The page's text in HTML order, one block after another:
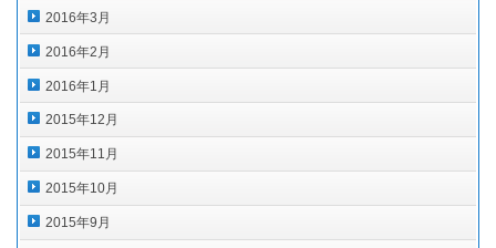
2016年3月
2016年2月
2016年1月
2015年12月
2015年11月
2015年10月
2015年9月